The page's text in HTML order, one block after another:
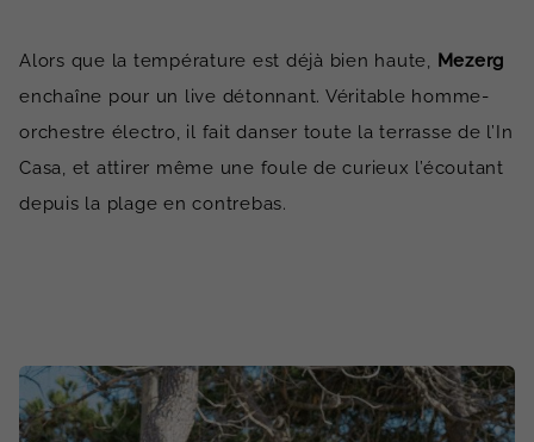
Alors que la température est déjà bien haute, Mezerg
enchaîne pour un live détonnant. Véritable homme-
orchestre électro, il fait danser toute la terrasse de l’In
Casa, et attirer même une foule de curieux l’écoutant
depuis la plage en contrebas.